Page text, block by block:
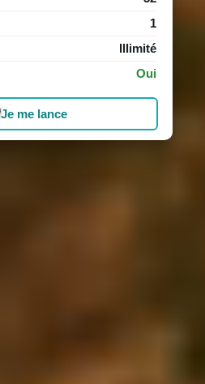
1
Illimité
Oui
Je me lance